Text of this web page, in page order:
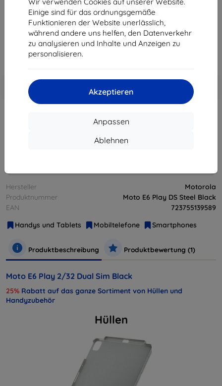
Einige sind für das ordnungsgemäße
Funktionieren der Website unerlässlich,
während andere uns helfen, den Datenverkehr
zu analysieren und Inhalte und Anzeigen zu
personalisieren.
Akzeptieren
Anpassen
Ablehnen
Produktbeschreibung
86,91 €
78,22 €
ohne MWSt65,73 €
-10%
Rabatt mit Gutschein
In den
Warenkorb
Hersteller
Motorola
Produktnummer
Moto E6 Play DS Steel Black
EAN
723755139589
Handys und Tablets
Mobiltelefone Smartphones
Produktbeschreibung Produktbewertung (1)
Moto E6 Play 2/32 Dual Sim Black
25% Rabatt auf das ganze Sortiment von Hüllen und
Handyzubehör
Hüllen